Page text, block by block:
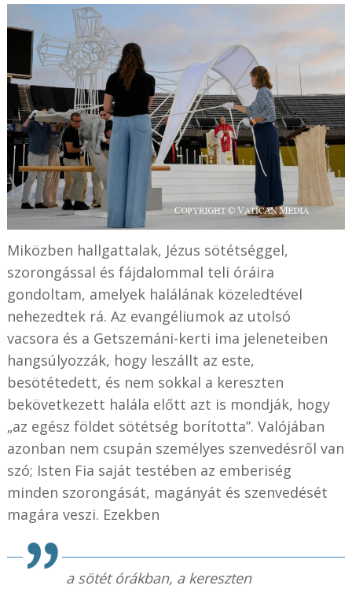
Miközben hallgattalak, Jézus sötétséggel,
szorongással és fájdalommal teli óráira
gondoltam, amelyek halálának közeledtével
nehezedtek rá. Az evangéliumok az utolsó
vacsora és a Getszemáni-kerti ima jeleneteiben
hangsúlyozzák, hogy leszállt az este,
besötétedett, és nem sokkal a kereszten
bekövetkezett halála előtt azt is mondják, hogy
„az egész földet sötétség borította”. Valójában
azonban nem csupán személyes szenvedésről van
szó; Isten Fia saját testében az emberiség
minden szorongását, magányát és szenvedését
magára veszi. Ezekben
a sötét órákban, a kereszten